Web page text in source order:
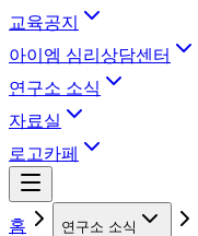
교육공지
아이엠 심리상담센터
연구소 소식
자료실
로고카페
홈 연구소 소식